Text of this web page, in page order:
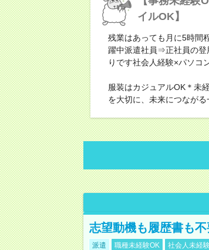
イルOK】
残業はあっても月に5時間
躍中派遣社員⇒正社員の登
りです社会人経験×パソコ
服装はカジュアルOK＊未
を大切に、未来につながる
志望動機も履歴書も
派遣 職種未経験OK 社会人未経